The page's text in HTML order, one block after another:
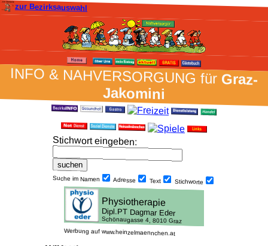
zur Bezirksauswahl
INFO & NAH­VER­SORG­UNG fürGraz-
Jakomini
Stich­wort ein­geben:
Suche im Namen Adresse Text Stich­worte
Werbung auf www.heinzelmaennchen.at